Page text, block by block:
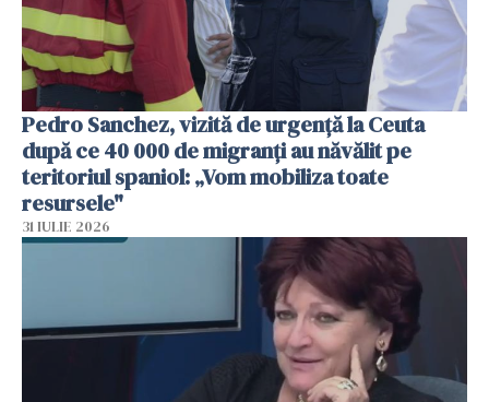
Pedro Sanchez, vizită de urgență la Ceuta
după ce 40 000 de migranți au năvălit pe
teritoriul spaniol: „Vom mobiliza toate
resursele"
31 IULIE 2026